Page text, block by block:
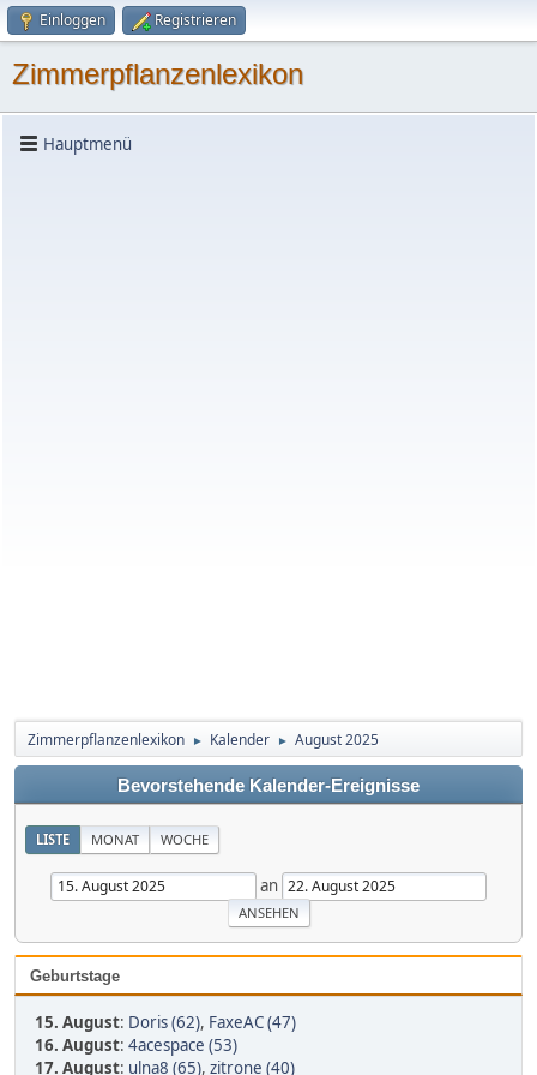
Einloggen Registrieren
Zimmerpflanzenlexikon
Hauptmenü
Zimmerpflanzenlexikon ► Kalender ► August 2025
Bevorstehende Kalender-Ereignisse
LISTE MONAT WOCHE
an
Geburtstage
15. August: Doris (62), FaxeAC (47)
16. August: 4acespace (53)
17. August: ulna8 (65), zitrone (40)